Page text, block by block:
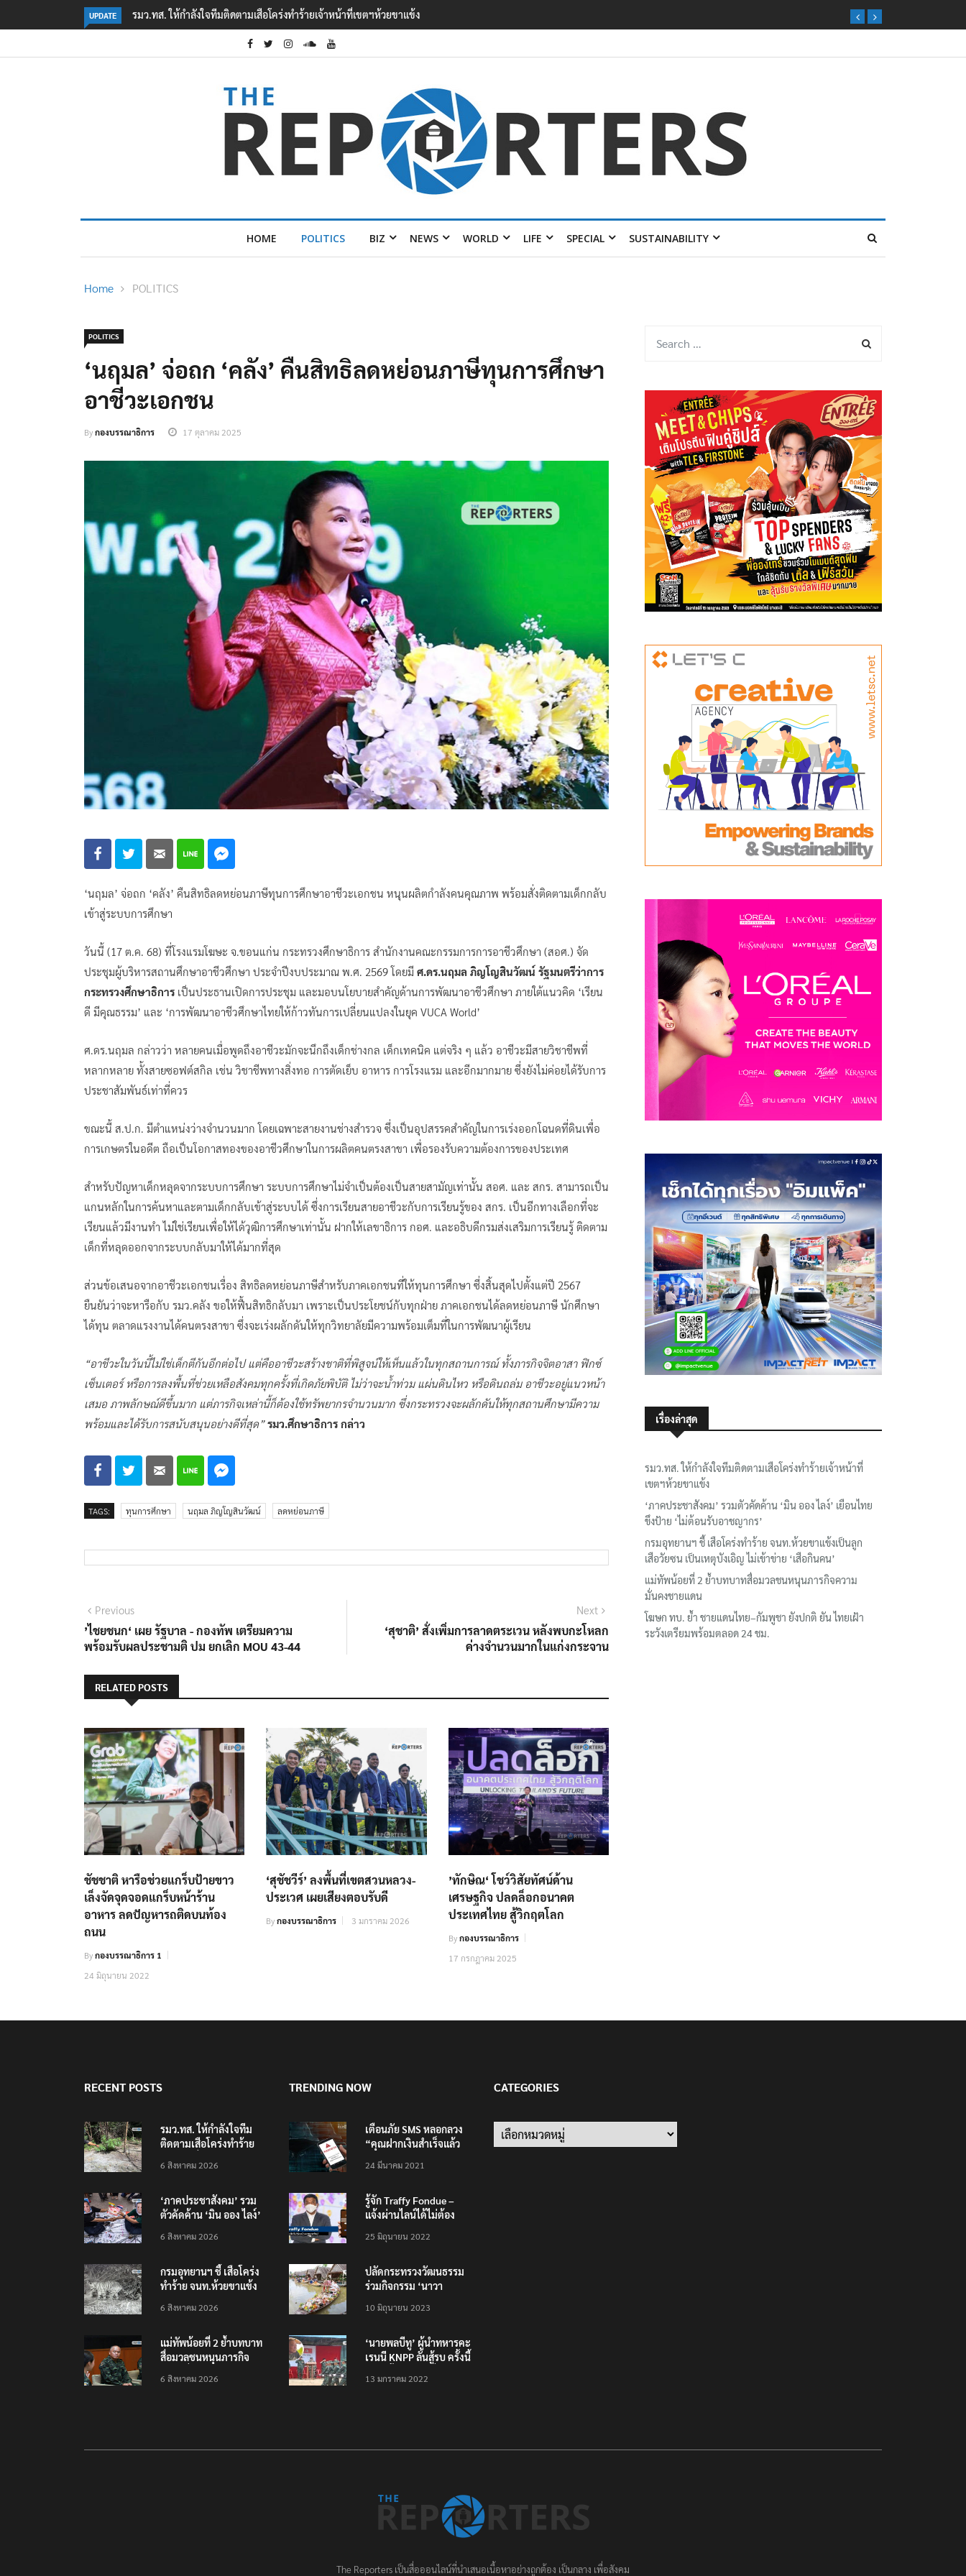
UPDATE ‘ภาคประชาสังคม’ รวมตัวคัดค้าน ‘มิน ออง ไลง์’ เยือนไทย ขึงป้าย ‘ไม่ต้อนรับอาชญากร’
HOME POLITICS BIZ NEWS WORLD LIFE SPECIAL SUSTAINABILITY
Home POLITICS
POLITICS
‘นฤมล’ จ่อถก ‘คลัง’ คืนสิทธิลดหย่อนภาษีทุนการศึกษา
อาชีวะเอกชน
Byกองบรรณาธิการ 17 ตุลาคม 2025
‘นฤมล’ จ่อถก ‘คลัง’ คืนสิทธิลดหย่อนภาษีทุนการศึกษาอาชีวะเอกชน หนุนผลิตกำลังคนคุณภาพ พร้อมสั่งติดตามเด็กกลับ
เข้าสู่ระบบการศึกษา
วันนี้ (17 ต.ค. 68) ที่โรงแรมโฆษะ จ.ขอนแก่น กระทรวงศึกษาธิการ สำนักงานคณะกรรมการการอาชีวศึกษา (สอศ.) จัด
ประชุมผู้บริหารสถานศึกษาอาชีวศึกษา ประจำปีงบประมาณ พ.ศ. 2569 โดยมี ศ.ดร.นฤมล ภิญโญสินวัฒน์ รัฐมนตรีว่าการ
กระทรวงศึกษาธิการ เป็นประธานเปิดการประชุม และมอบนโยบายสำคัญด้านการพัฒนาอาชีวศึกษา ภายใต้แนวคิด ‘เรียน
ดี มีคุณธรรม’ และ ‘การพัฒนาอาชีวศึกษาไทยให้ก้าวทันการเปลี่ยนแปลงในยุค VUCA World’
ศ.ดร.นฤมล กล่าวว่า หลายคนเมื่อพูดถึงอาชีวะมักจะนึกถึงเด็กช่างกล เด็กเทคนิค แต่จริง ๆ แล้ว อาชีวะมีสายวิชาชีพที่
หลากหลาย ทั้งสายซอฟต์สกิล เช่น วิชาชีพทางสิ่งทอ การตัดเย็บ อาหาร การโรงแรม และอีกมากมาย ซึ่งยังไม่ค่อยได้รับการ
ประชาสัมพันธ์เท่าที่ควร
ขณะนี้ ส.ป.ก. มีตำแหน่งว่างจำนวนมาก โดยเฉพาะสายงานช่างสำรวจ ซึ่งเป็นอุปสรรคสำคัญในการเร่งออกโฉนดที่ดินเพื่อ
การเกษตรในอดีต ถือเป็นโอกาสทองของอาชีวศึกษาในการผลิตคนตรงสาขา เพื่อรองรับความต้องการของประเทศ
สำหรับปัญหาเด็กหลุดจากระบบการศึกษา ระบบการศึกษาไม่จำเป็นต้องเป็นสายสามัญเท่านั้น สอศ. และ สกร. สามารถเป็น
แกนหลักในการค้นหาและตามเด็กกลับเข้าสู่ระบบได้ ซึ่งการเรียนสายอาชีวะกับการเรียนรู้ของ สกร. เป็นอีกทางเลือกที่จะ
เรียนแล้วมีงานทำ ไม่ใช่เรียนเพื่อให้ได้วุฒิการศึกษาเท่านั้น ฝากให้เลขาธิการ กอศ. และอธิบดีกรมส่งเสริมการเรียนรู้ ติดตาม
เด็กที่หลุดออกจากระบบกลับมาให้ได้มากที่สุด
ส่วนข้อเสนอจากอาชีวะเอกชนเรื่อง สิทธิลดหย่อนภาษีสำหรับภาคเอกชนที่ให้ทุนการศึกษา ซึ่งสิ้นสุดไปตั้งแต่ปี 2567
ยืนยันว่าจะหารือกับ รมว.คลัง ขอให้ฟื้นสิทธิกลับมา เพราะเป็นประโยชน์กับทุกฝ่าย ภาคเอกชนได้ลดหย่อนภาษี นักศึกษา
ได้ทุน ตลาดแรงงานได้คนตรงสาขา ซึ่งจะเร่งผลักดันให้ทุกวิทยาลัยมีความพร้อมเต็มที่ในการพัฒนาผู้เรียน
“อาชีวะในวันนี้ไม่ใช่เด็กตีกันอีกต่อไป แต่คืออาชีวะสร้างชาติที่พิสูจน์ให้เห็นแล้วในทุกสถานการณ์ ทั้งภารกิจจิตอาสา ฟิกซ์
เซ็นเตอร์ หรือการลงพื้นที่ช่วยเหลือสังคมทุกครั้งที่เกิดภัยพิบัติ ไม่ว่าจะน้ำท่วม แผ่นดินไหว หรือดินถล่ม อาชีวะอยู่แนวหน้า
เสมอ ภาพลักษณ์ดีขึ้นมาก แต่ภารกิจเหล่านี้ก็ต้องใช้ทรัพยากรจำนวนมาก ซึ่งกระทรวงจะผลักดันให้ทุกสถานศึกษามีความ
พร้อมและได้รับการสนับสนุนอย่างดีที่สุด” รมว.ศึกษาธิการ กล่าว
TAGS: ทุนการศึกษา นฤมล ภิญโญสินวัฒน์ ลดหย่อนภาษี
แนะแนว
เรื่อง
PreviousPrevious
post:
’ไชยชนก‘ เผย​ รัฐบาล​ -​ กองทัพ​ เตรียมความ
พร้อมรับผลประชามติ ปม ยกเลิก MOU 43-44​
Next
‘สุชาติ’ สั่งเพิ่มการลาดตระเวน หลังพบกะโหลก
ค่างจำนวนมากในแก่งกระจาน
RELATED POSTS
ชัชชาติ หารือช่วยแกร็บป้ายขาว
เล็งจัดจุดจอดแกร็บหน้าร้าน
อาหาร ลดปัญหารถติดบนท้อง
ถนน
Byกองบรรณาธิการ 1
24 มิถุนายน 2022
‘สุชัชวีร์’ ลงพื้นที่เขตสวนหลวง-
ประเวศ เผยเสียงตอบรับดี
Byกองบรรณาธิการ 3 มกราคม 2026
’ทักษิณ‘ โชว์วิสัยทัศน์ด้าน
เศรษฐกิจ ปลดล็อกอนาคต
ประเทศไทย สู้วิกฤตโลก
Byกองบรรณาธิการ
17 กรกฎาคม 2025
เรื่องล่าสุด
รมว.ทส. ให้กำลังใจทีมติดตามเสือโคร่งทำร้ายเจ้าหน้าที่
เขตฯห้วยขาแข้ง
‘ภาคประชาสังคม’ รวมตัวคัดค้าน ‘มิน ออง ไลง์’ เยือนไทย
ขึงป้าย ‘ไม่ต้อนรับอาชญากร’
กรมอุทยานฯ ชี้ เสือโคร่งทำร้าย จนท.ห้วยขาแข้งเป็นลูก
เสือวัยซน เป็นเหตุบังเอิญ ไม่เข้าข่าย ‘เสือกินคน’
แม่ทัพน้อยที่ 2 ย้ำบทบาทสื่อมวลชนหนุนภารกิจความ
มั่นคงชายแดน
โฆษก ทบ. ย้ำ ชายแดนไทย–กัมพูชา ยังปกติ ยัน ไทยเฝ้า
ระวังเตรียมพร้อมตลอด 24 ชม.
RECENT POSTS
รมว.ทส. ให้กำลังใจทีม
ติดตามเสือโคร่งทำร้าย
6 สิงหาคม 2026
‘ภาคประชาสังคม’ รวม
ตัวคัดค้าน ‘มิน ออง ไลง์’
ต้อนรับอาชญากร’
6 สิงหาคม 2026
กรมอุทยานฯ ชี้ เสือโคร่ง
ทำร้าย จนท.ห้วยขาแข้ง
บังเอิญ ไม่เข้าข่าย ‘เสือ
6 สิงหาคม 2026
แม่ทัพน้อยที่ 2 ย้ำบทบาท
สื่อมวลชนหนุนภารกิจ
6 สิงหาคม 2026
TRENDING NOW
เตือนภัย SMS หลอกลวง
“คุณฝากเงินสำเร็จแล้ว
200,000 บาท”
24 มีนาคม 2021
รู้จัก Traffy Fondue –
แจ้งผ่านไลน์ได้ไม่ต้อง
ทั่วไทย ไม่ใช่แค่ในกรุง
25 มิถุนายน 2022
ปลัดกระทรวงวัฒนธรรม
ร่วมกิจกรรม ‘นาวา
ตักบาตรทางน้ำ
10 มิถุนายน 2023
‘นายพลบีทู’ ผู้นำทหารคะ
เรนนี KNPP ลั่นสู้รบ ครั้งนี้
ประชาชนต้องชนะ
13 มกราคม 2022
CATEGORIES
Categories
The Reporters เป็นสื่อออนไลน์ที่นำเสนอเนื้อหาอย่างถูกต้อง เป็นกลาง เพื่อสังคม